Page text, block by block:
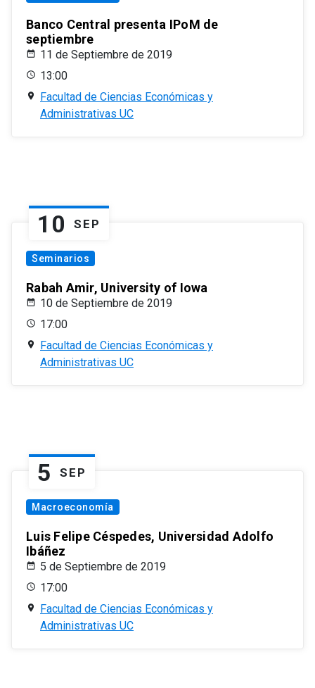
Banco Central presenta IPoM de
septiembre
11 de Septiembre de 2019
13:00
Facultad de Ciencias Económicas y
Administrativas UC
10 SEP
Seminarios
Rabah Amir, University of Iowa
10 de Septiembre de 2019
17:00
Facultad de Ciencias Económicas y
Administrativas UC
5 SEP
Macroeconomía
Luis Felipe Céspedes, Universidad Adolfo
Ibáñez
5 de Septiembre de 2019
17:00
Facultad de Ciencias Económicas y
Administrativas UC